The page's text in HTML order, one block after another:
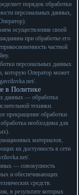
порядок обработки
персональных данных,
осуществления своей
при обработке его
частной
персональных данных
которую Оператор может
.
в Политике
данных — обработка
техники.
прекращение обработки
необходима для
материалов,
их доступность в сети
.
— совокупность
и обеспечивающих
средств.
в результате которых